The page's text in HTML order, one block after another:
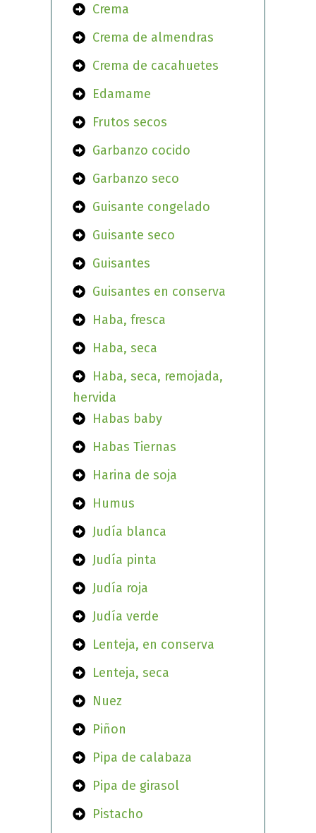
Crema
Crema de almendras
Crema de cacahuetes
Edamame
Frutos secos
Garbanzo cocido
Garbanzo seco
Guisante congelado
Guisante seco
Guisantes
Guisantes en conserva
Haba, fresca
Haba, seca
Haba, seca, remojada,
hervida
Habas baby
Habas Tiernas
Harina de soja
Humus
Judía blanca
Judía pinta
Judía roja
Judía verde
Lenteja, en conserva
Lenteja, seca
Nuez
Piñon
Pipa de calabaza
Pipa de girasol
Pistacho